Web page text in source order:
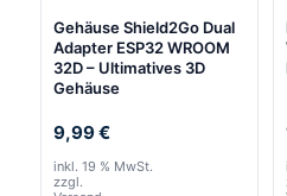
Gehäuse Shield2Go Dual
Adapter ESP32 WROOM
32D – Ultimatives 3D
Gehäuse
9,99€
inkl. 19 % MwSt.
zzgl.